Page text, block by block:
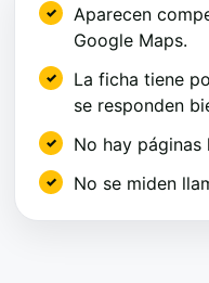
Aparecen
Google Maps.
La ficha tiene
se responden
No hay
No se miden